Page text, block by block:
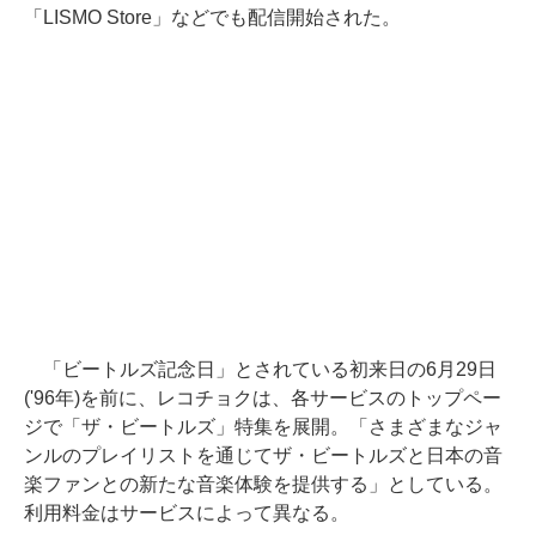
「LISMO Store」などでも配信開始された。
「ビートルズ記念日」とされている初来日の6月29日
('96年)を前に、レコチョクは、各サービスのトップペー
ジで「ザ・ビートルズ」特集を展開。「さまざまなジャ
ンルのプレイリストを通じてザ・ビートルズと日本の音
楽ファンとの新たな音楽体験を提供する」としている。
利用料金はサービスによって異なる。